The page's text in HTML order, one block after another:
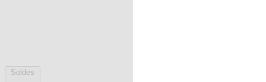
Soldes